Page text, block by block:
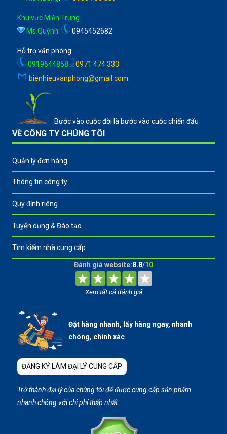
Khu vực Miền Trung
Ms Quỳnh: 0945452682
Hỗ trợ văn phòng:
0919644858
0971 474 333
bienhieuvanphong@gmail.com
Bước vào cuộc đời là bước vào cuộc chiến đấu
VỀ CÔNG TY CHÚNG TÔI
Quản lý đơn hàng
Thông tin công ty
Quy định riêng
Tuyển dụng & Đào tạo
Tìm kiếm nhà cung cấp
Đánh giá website:8.8/10
Xem tất cả đánh giá
Đặt hàng nhanh, lấy hàng ngay, nhanh
chóng, chính xác
ĐĂNG KÝ LÀM ĐẠI LÝ CUNG CẤP
Trở thành đại lý của chúng tôi để được cung cấp sản phẩm
nhanh chóng với chi phí thấp nhất…